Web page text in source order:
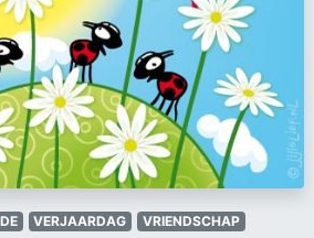
VERJAARDAG VRIENDSCHAP